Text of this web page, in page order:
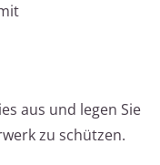
aus und legen Sie
zu schützen.